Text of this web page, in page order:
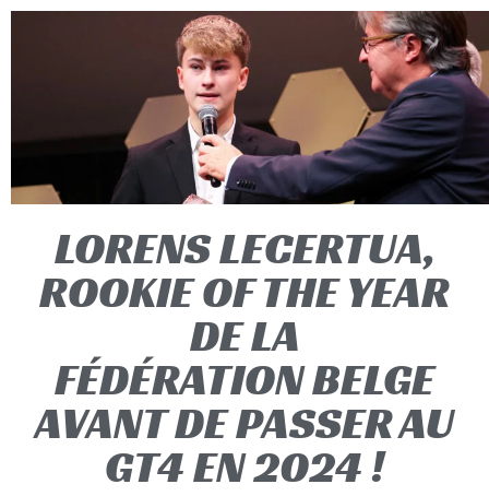
LORENS LECERTUA,
ROOKIE OF THE YEAR
DE LA
FÉDÉRATION BELGE
AVANT DE PASSER AU
GT4 EN 2024 !